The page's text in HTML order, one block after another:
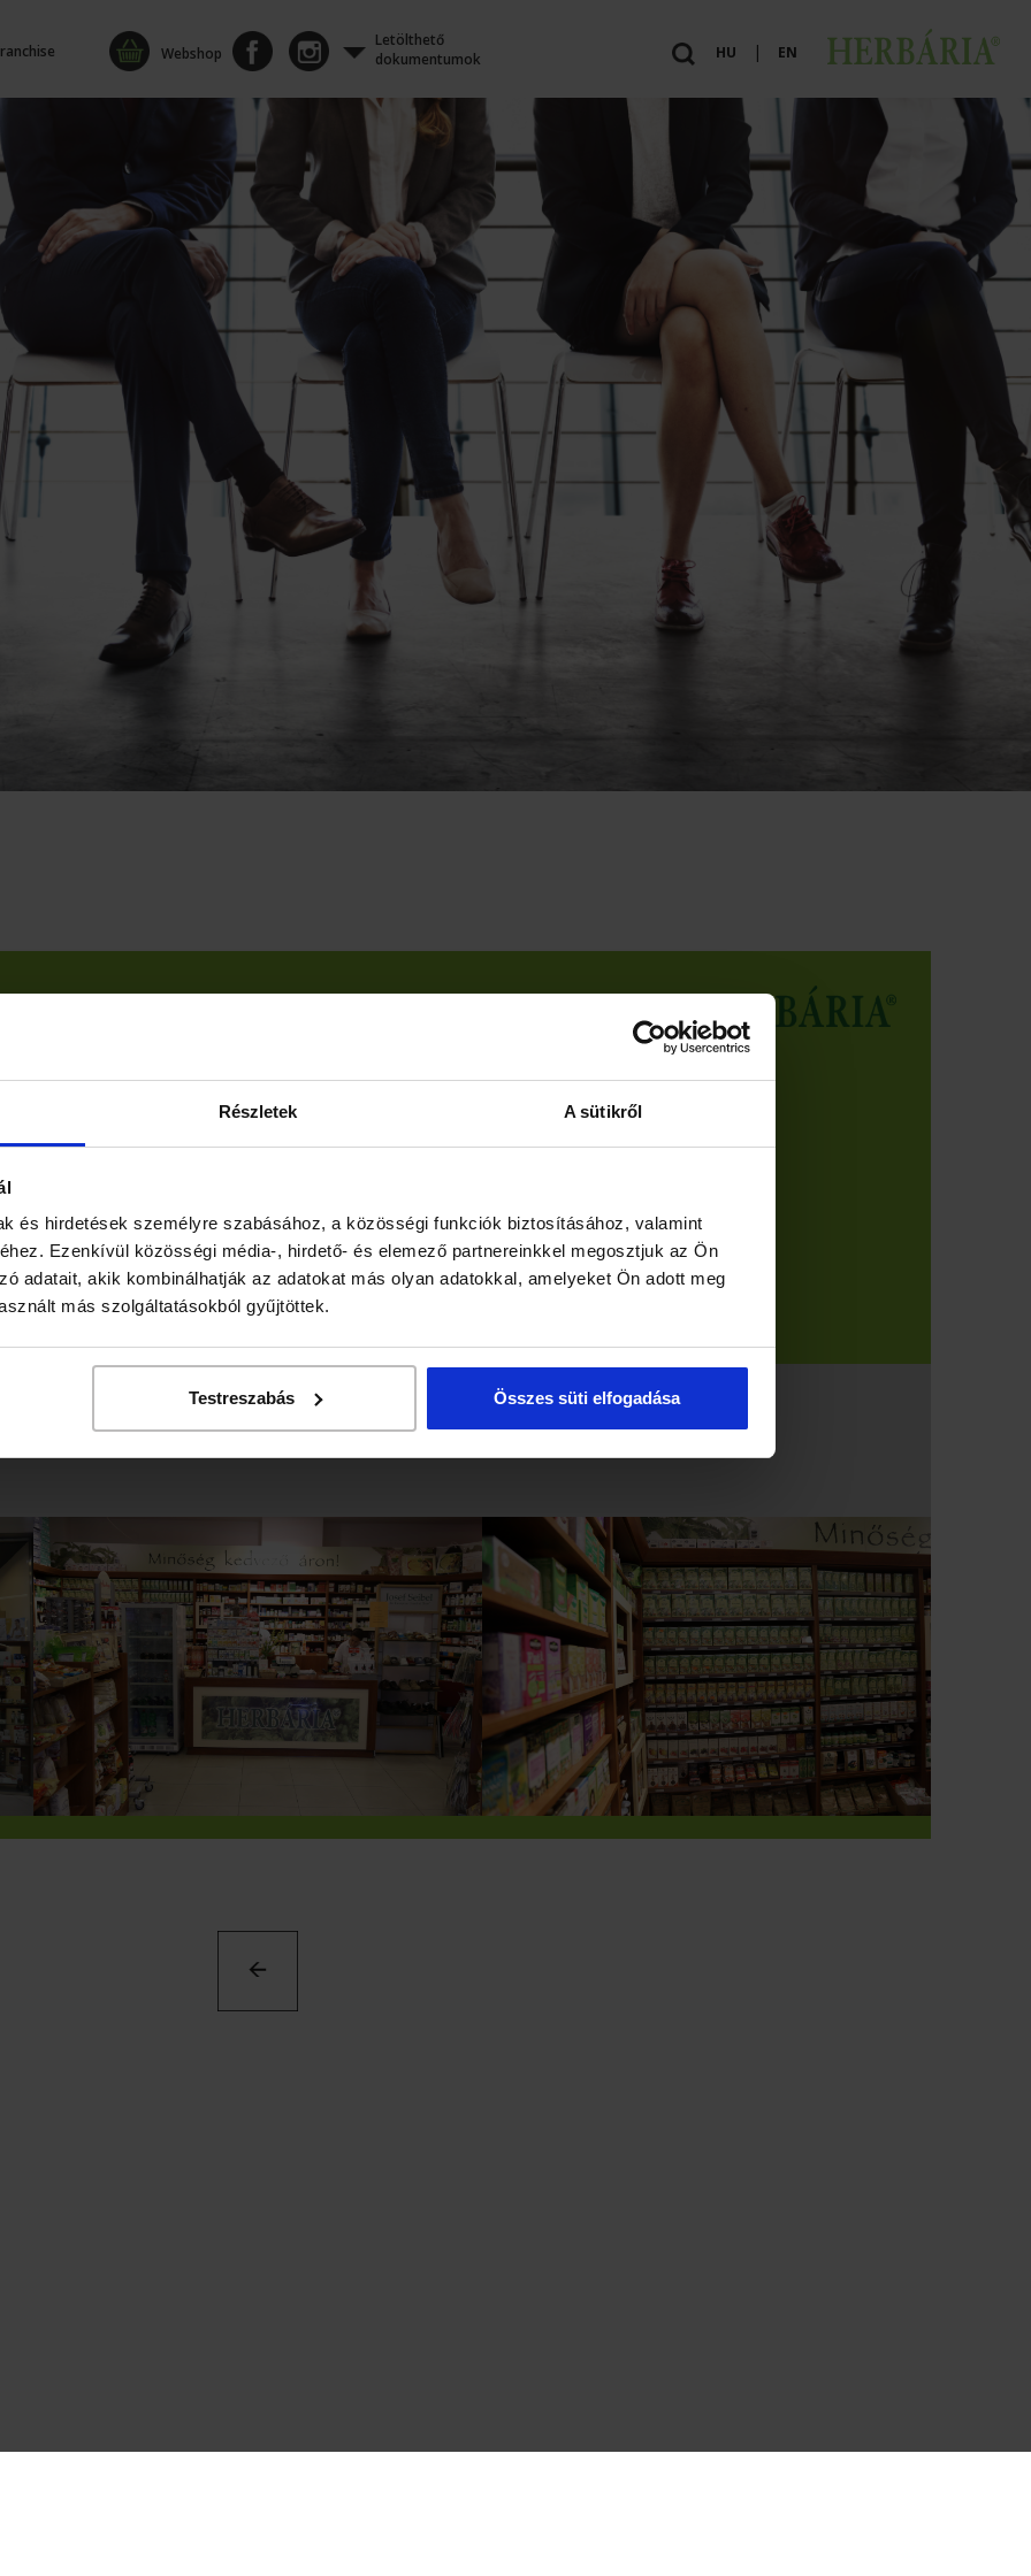
Részletek A sütikről
és hirdetések személyre szabásához, a közösségi funkciók biztosításához, valamint
Ezenkívül közösségi média-, hirdető- és elemező partnereinkkel megosztjuk az Ön
adatait, akik kombinálhatják az adatokat más olyan adatokkal, amelyeket Ön adott meg
más szolgáltatásokból gyűjtöttek.
Testreszabás Összes süti elfogadása
Webshop
Letölthető
dokumentumok
HU | EN
keresünk!
cég tagja lenni?
termékeket forgalmazni? Csatlakozzon a
boltjaink az alábbi településeken